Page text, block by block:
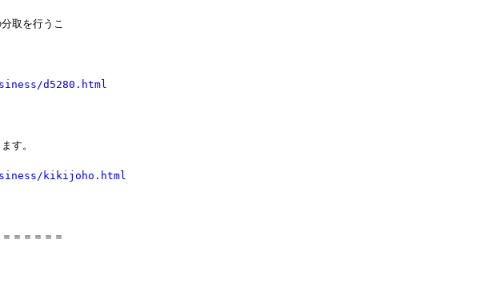
取を行うこ
d5280.html
す。
kikijoho.html
＝＝＝＝＝